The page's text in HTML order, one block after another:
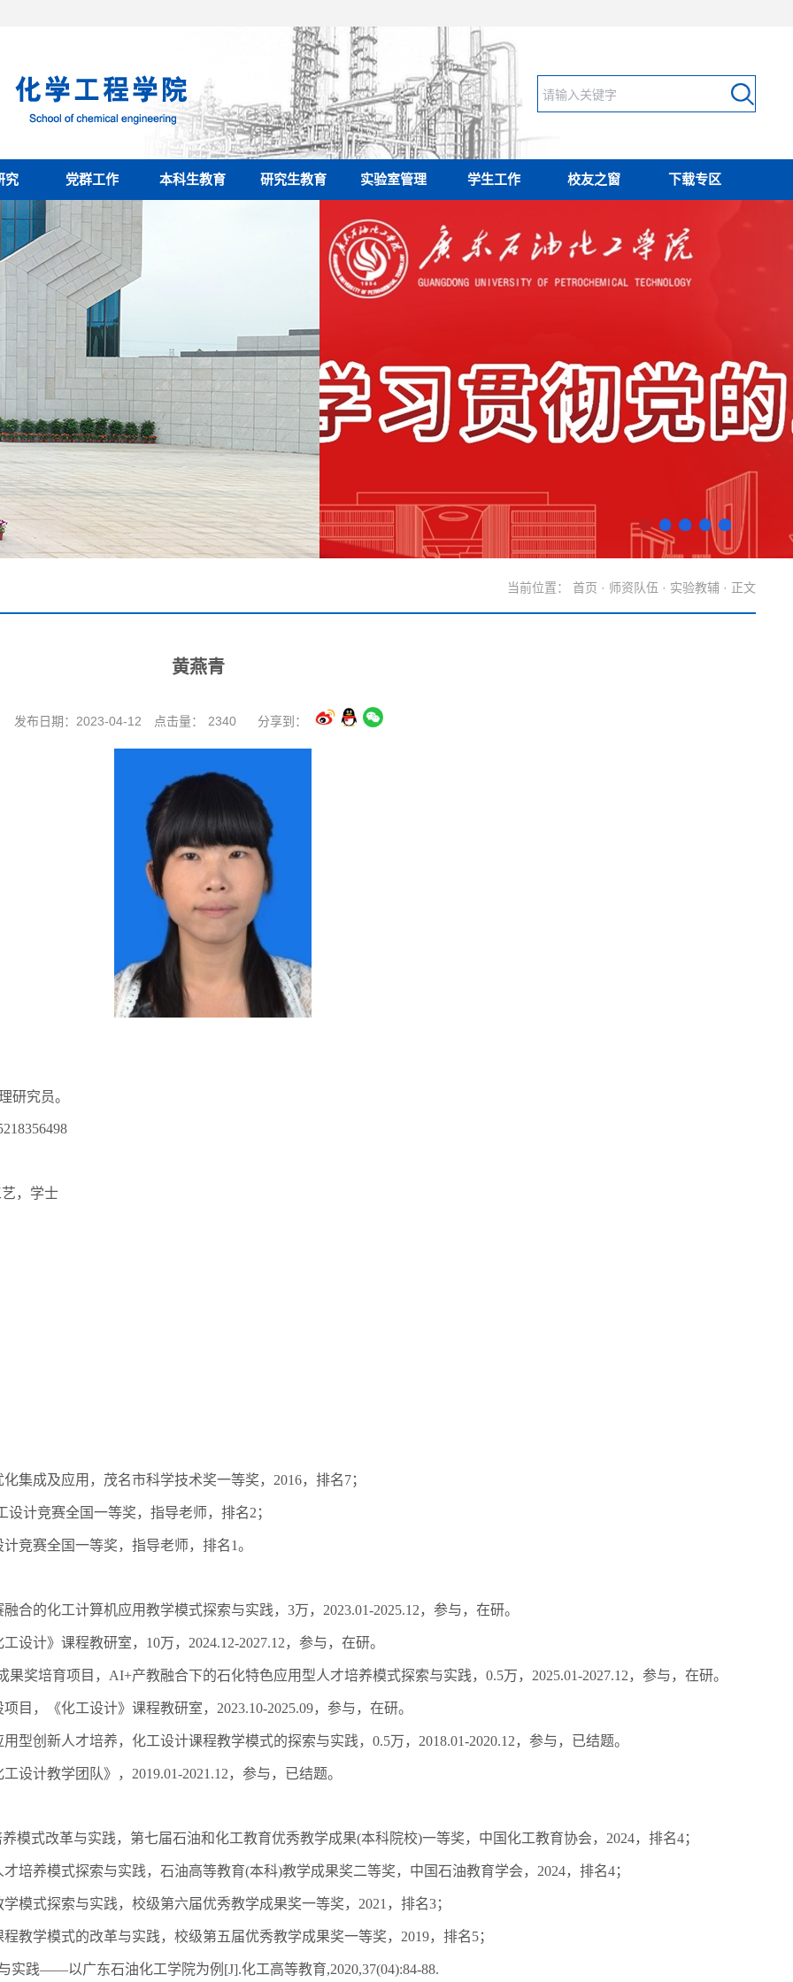
究 党群工作 本科生教育 研究生教育 实验室管理 学生工作 校友之窗 下载专区
当前位置： 首页 · 师资队伍 · 实验教辅 · 正文
黄燕青
发布日期：2023-04-12 点击量： 2340 分享到：
研究员。
，学士
集成及应用，茂名市科学技术奖一等奖， 2016，排名7；
设计竞赛全国一等奖，指导老师，排名2 ；
竞赛全国一等奖，指导老师，排名1。
合的化工计算机应用教学模式探索与实践， 3万， 2023.01-2025.12 ，参与，在研。
工设计》课程教研室， 10万， 2024.12-2027.12 ，参与，在研。
果奖培育项目， AI+产教融合下的石化特色应用型人才培养模式探索与实践， 0.5万， 2025.01-2027.12 ，参与，在研。
目，《化工设计》课程教研室， 2023.10-2025.09，参与，在研。
型创新人才培养，化工设计课程教学模式的探索与实践， 0.5万， 2018.01-2020.12 ，参与，已结题。
设计教学团队》， 2019.01-2021.12 ，参与，已结题。
模式改革与实践，第七届石油和化工教育优秀教学成果(本科院校)一等奖，中国化工教育协会， 2024，排名4；
培养模式探索与实践，石油高等教育(本科)教学成果奖二等奖，中国石油教育学会， 2024，排名4；
模式探索与实践，校级第六届优秀教学成果奖一等奖， 2021 ，排名3；
教学模式的改革与实践，校级第五届优秀教学成果奖一等奖， 2019，排名5；
实践——以广东石油化工学院为例 [J].化工高等教育,2020,37(04):84-88.